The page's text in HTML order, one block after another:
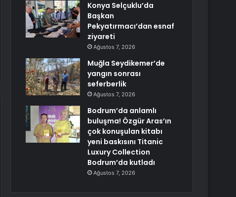
Konya Selçuklu’da
Başkan
Pekyatırmacı’dan esnaf
ziyareti
Ağustos 7, 2026
Muğla Seydikemer’de
yangın sonrası
seferberlik
Ağustos 7, 2026
Bodrum’da anlamlı
buluşma! Özgür Aras’ın
çok konuşulan kitabı
yeni baskısını Titanic
Luxury Collection
Bodrum’da kutladı
Ağustos 7, 2026